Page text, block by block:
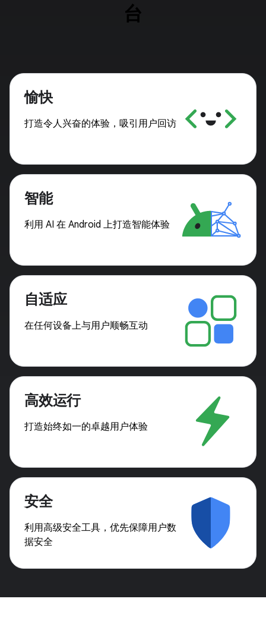
台
愉快
打造令人兴奋的体验，吸引用户回访
智能
利用 AI 在 Android 上打造智能体验
自适应
在任何设备上与用户顺畅互动
高效运行
打造始终如一的卓越用户体验
安全
利用高级安全工具，优先保障用户数
据安全